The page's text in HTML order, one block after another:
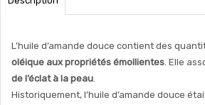
L’huile d’amande douce contient des
oléique aux propriétés émollientes. Elle
de l’éclat à la peau.
Historiquement, l’huile d’amande douce